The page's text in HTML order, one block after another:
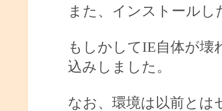
また、インストール
もしかしてIE自体が壊
込みしました。
なお、環境は以前とは